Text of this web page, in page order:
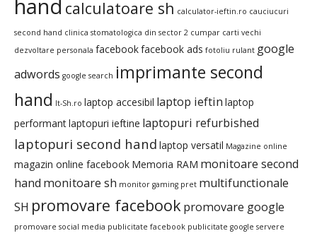
hand calculatoare sh calculator-ieftin.ro cauciucuri
second hand clinica stomatologica din sector 2 cumpar carti vechi
dezvoltare personala facebookfacebook ads fotoliu rulant google
adwords google search imprimante second
hand It-Sh.ro laptop accesibil laptop ieftin laptop
performantlaptopuri ieftine laptopuri refurbished
laptopuri second hand laptop versatil Magazine online
magazin online facebook Memoria RAM monitoare second
hand monitoare sh monitor gaming pret multifunctionale
SH promovare facebookpromovare google
promovare social media publicitate facebook publicitate google servere